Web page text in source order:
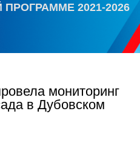
2021-2026
мониторинг
в Дубовском